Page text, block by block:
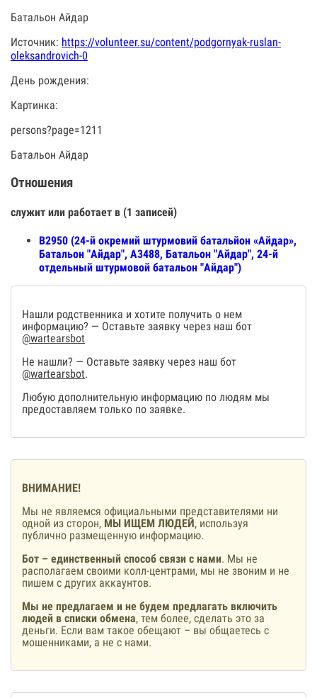
Батальон Айдар
Источник: https://volunteer.su/content/podgornyak-ruslan-
oleksandrovich-0
День рождения:
Картинка:
persons?page=1211
Батальон Айдар
Отношения
служит или работает в (1 записей)
В2950 (24-й окремий штурмовий батальйон «Айдар»,
Батальон "Айдар", А3488, Батальон "Айдар", 24-й
отдельный штурмовой батальон "Айдар")
Нашли родственника и хотите получить о нем
информацию? — Оставьте заявку через наш бот
@wartearsbot
Не нашли? — Оставьте заявку через наш бот
@wartearsbot.
Любую дополнительную информацию по людям мы
предоставляем только по заявке.
ВНИМАНИЕ!
Мы не являемся официальными представителями ни
одной из сторон, МЫ ИЩЕМ ЛЮДЕЙ, используя
публично размещенную информацию.
Бот – единственный способ связи с нами. Мы не
располагаем своими колл-центрами, мы не звоним и не
пишем с других аккаунтов.
Мы не предлагаем и не будем предлагать включить
людей в списки обмена, тем более, сделать это за
деньги. Если вам такое обещают – вы общаетесь с
мошенниками, а не с нами.